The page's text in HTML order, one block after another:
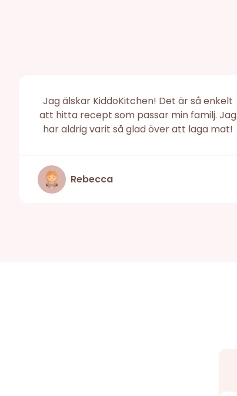
Jag älskar KiddoKitchen! Det är så enkelt
att hitta recept som passar min familj. Jag
har aldrig varit så glad över att laga mat!
Rebecca